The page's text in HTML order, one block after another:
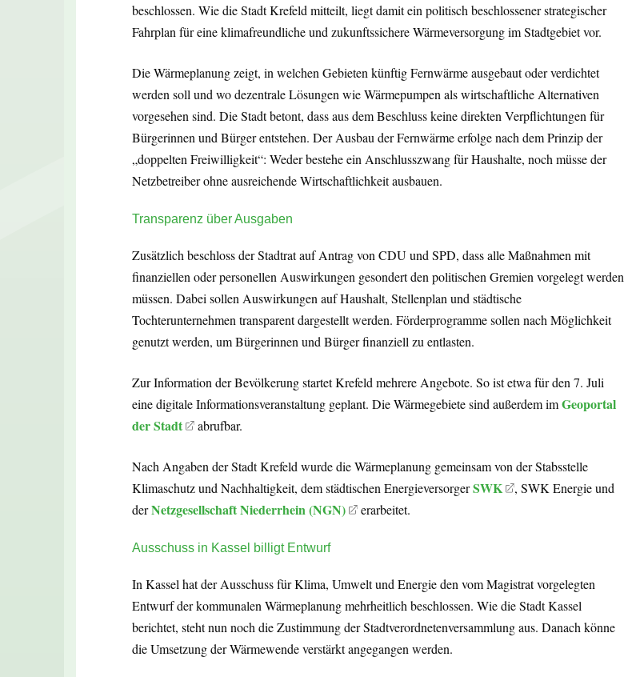
beschlossen. Wie die Stadt Krefeld mitteilt, liegt damit ein politisch beschlossener strategischer
Fahrplan für eine klimafreundliche und zukunftssichere Wärmeversorgung im Stadtgebiet vor.
Die Wärmeplanung zeigt, in welchen Gebieten künftig Fernwärme ausgebaut oder verdichtet
werden soll und wo dezentrale Lösungen wie Wärmepumpen als wirtschaftliche Alternativen
vorgesehen sind. Die Stadt betont, dass aus dem Beschluss keine direkten Verpflichtungen für
Bürgerinnen und Bürger entstehen. Der Ausbau der Fernwärme erfolge nach dem Prinzip der
„doppelten Freiwilligkeit“: Weder bestehe ein Anschlusszwang für Haushalte, noch müsse der
Netzbetreiber ohne ausreichende Wirtschaftlichkeit ausbauen.
Transparenz über Ausgaben
Zusätzlich beschloss der Stadtrat auf Antrag von CDU und SPD, dass alle Maßnahmen mit
finanziellen oder personellen Auswirkungen gesondert den politischen Gremien vorgelegt werden
müssen. Dabei sollen Auswirkungen auf Haushalt, Stellenplan und städtische
Tochterunternehmen transparent dargestellt werden. Förderprogramme sollen nach Möglichkeit
genutzt werden, um Bürgerinnen und Bürger finanziell zu entlasten.
Zur Information der Bevölkerung startet Krefeld mehrere Angebote. So ist etwa für den 7. Juli
eine digitale Informationsveranstaltung geplant. Die Wärmegebiete sind außerdem imGeoportal
der Stadt
abrufbar.
Nach Angaben der Stadt Krefeld wurde die Wärmeplanung gemeinsam von der Stabsstelle
Klimaschutz und Nachhaltigkeit, dem städtischen EnergieversorgerSWK
, SWK Energie und
derNetzgesellschaft Niederrhein (NGN) erarbeitet.
Ausschuss in Kassel billigt Entwurf
In Kassel hat der Ausschuss für Klima, Umwelt und Energie den vom Magistrat vorgelegten
Entwurf der kommunalen Wärmeplanung mehrheitlich beschlossen. Wie die Stadt Kassel
berichtet, steht nun noch die Zustimmung der Stadtverordnetenversammlung aus. Danach könne
die Umsetzung der Wärmewende verstärkt angegangen werden.